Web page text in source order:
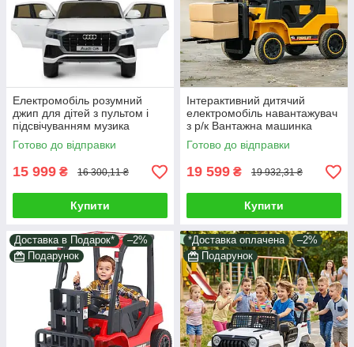
Електромобіль розумний
джип для дітей з пультом і
підсвічуванням музика
Електрокар з двома
моторами ремені сигнал
Готово до відправки
15 999 ₴ 16 300,11 ₴
Купити
Інтерактивний дитячий
електромобіль навантажувач
з р/к Вантажна машинка
дитині Транспорт для ігор і
їзди на вулиці
Готово до відправки
19 599 ₴ 19 932,31 ₴
Купити
Доставка в Подарок*
–2%
Подарунок
*Доставка оплачена
–2%
Подарунок